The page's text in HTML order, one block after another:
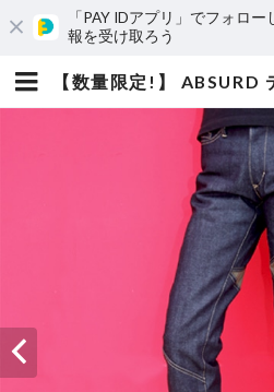
「PAY IDアプリ」でフォロ
報を受け取ろう